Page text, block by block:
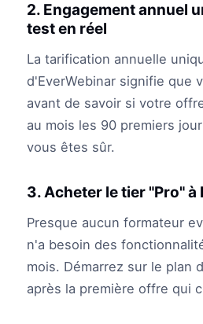
2. Engagement annuel
test en réel
La tarification annuelle
d'EverWebinar signifie que
avant de savoir si votre
au mois les 90 premiers
vous êtes sûr.
3. Acheter le tier "Pro"
Presque aucun formateur
n'a besoin des
mois. Démarrez sur le plan
après la première offre qui